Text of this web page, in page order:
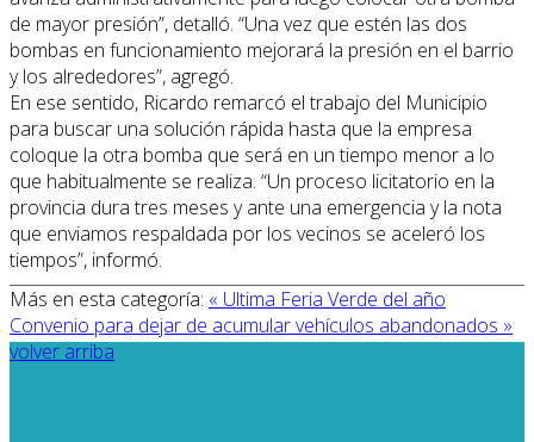
de mayor presión”, detalló. “Una vez que estén las dos
bombas en funcionamiento mejorará la presión en el barrio
y los alrededores”, agregó.
En ese sentido, Ricardo remarcó el trabajo del Municipio
para buscar una solución rápida hasta que la empresa
coloque la otra bomba que será en un tiempo menor a lo
que habitualmente se realiza. “Un proceso licitatorio en la
provincia dura tres meses y ante una emergencia y la nota
que enviamos respaldada por los vecinos se aceleró los
tiempos”, informó.
Más en esta categoría: « Ultima Feria Verde del año
Convenio para dejar de acumular vehículos abandonados »
volver arriba